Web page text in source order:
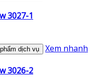
3027-1
dịch vụ Xem nhanh
3026-2